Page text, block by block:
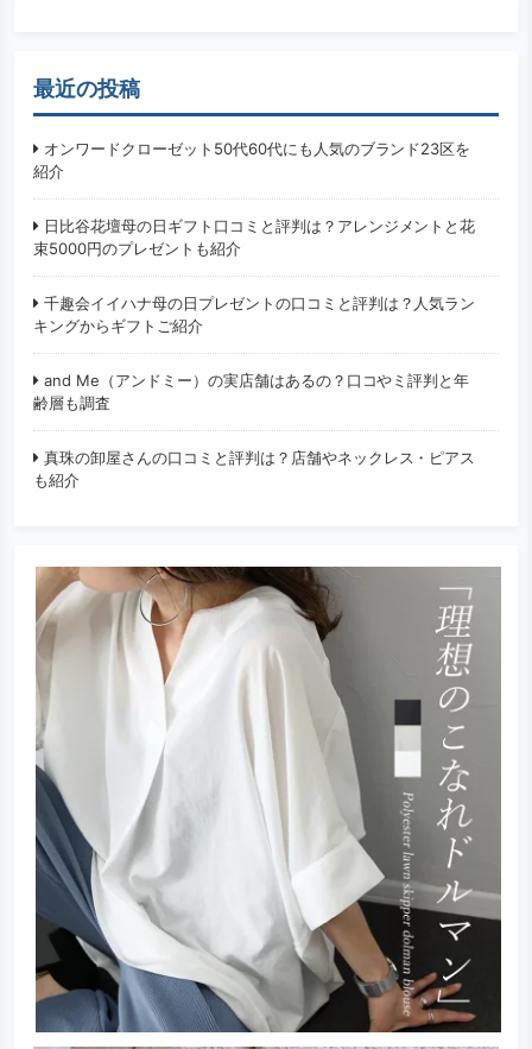
最近の投稿
オンワードクローゼット50代60代にも人気のブランド23区を
紹介
日比谷花壇母の日ギフト口コミと評判は？アレンジメントと花
束5000円のプレゼントも紹介
千趣会イイハナ母の日プレゼントの口コミと評判は？人気ラン
キングからギフトご紹介
and Me（アンドミー）の実店舗はあるの？口コやミ評判と年
齢層も調査
真珠の卸屋さんの口コミと評判は？店舗やネックレス・ピアス
も紹介